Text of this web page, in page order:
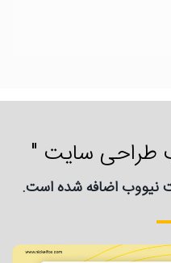
طراحی سایت "
نیووب اضافه شده است.